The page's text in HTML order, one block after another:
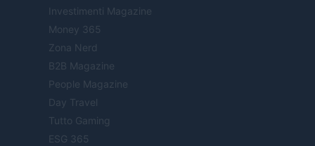
Investimenti Magazine
Money 365
Zona Nerd
B2B Magazine
People Magazine
Day Travel
Tutto Gaming
ESG 365